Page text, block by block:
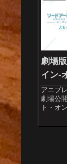
劇場
イン-
アニプ
劇場公
ト・オ
ル」の
よるラ